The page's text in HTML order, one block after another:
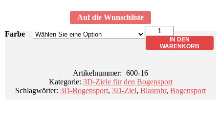
Lieferzeit: ca. 5 Werktage
Farbe
Mini-
Target
BÄRLI
IN DEN
WARENKORB
Auf die Wunschliste
Artikelnummer: 600-16
Kategorie: 3D-Ziele für den Bogensport
Schlagwörter:3D-Bogensport,3D-Ziel,Blasrohr,Bogensport